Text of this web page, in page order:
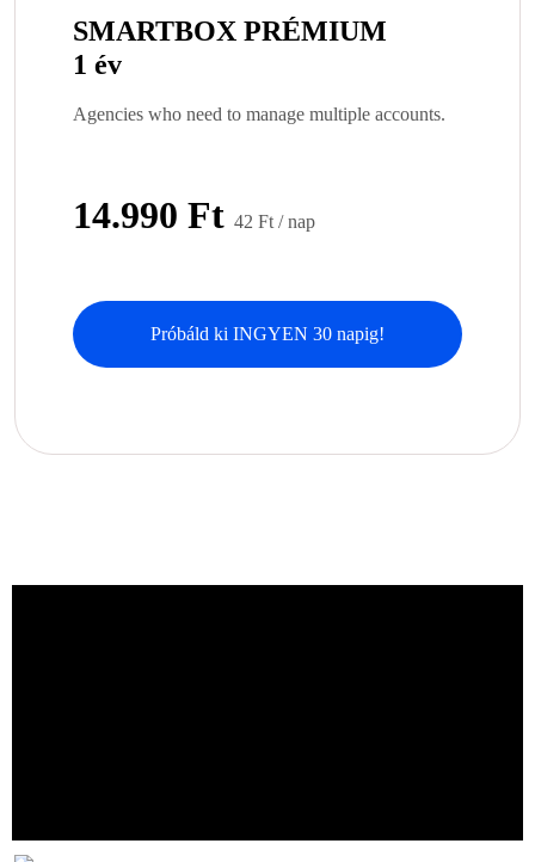
SMARTBOX PRÉMIUM
1 év
Agencies who need to manage multiple accounts.
14.990 Ft 42 Ft / nap
Próbáld ki INGYEN 30 napig!